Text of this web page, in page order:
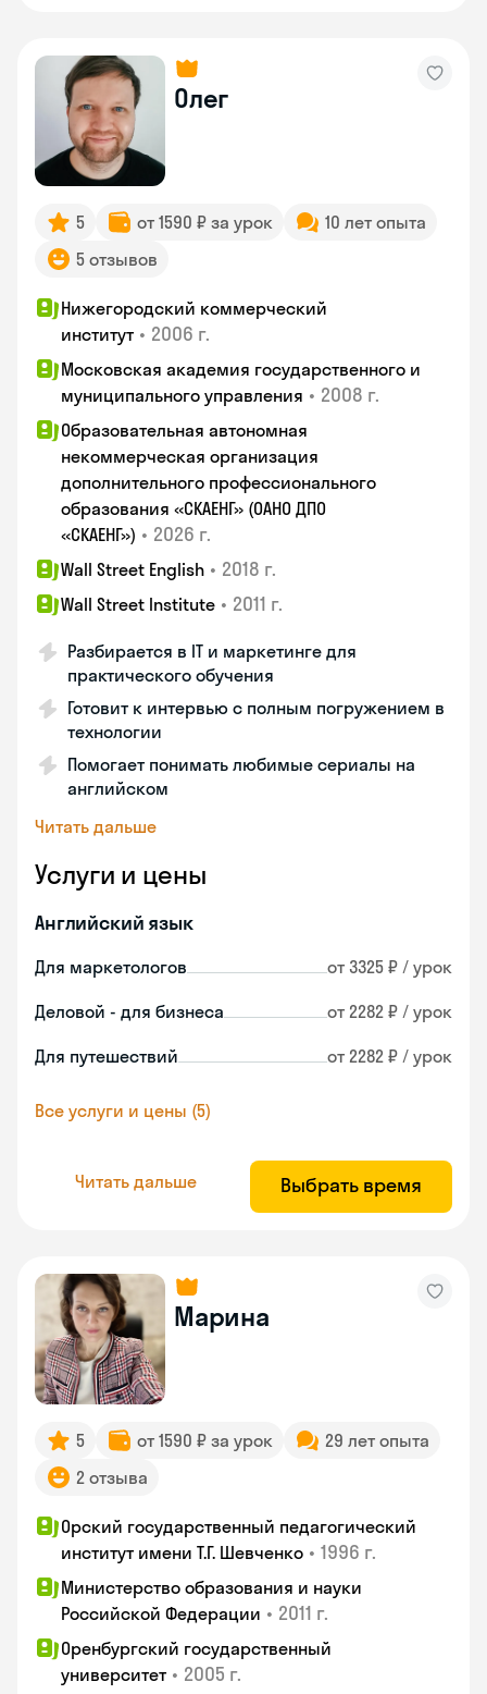
Олег
5 от 1590 ₽ за урок
10 лет опыта
5 отзывов
Нижегородский коммерческий
институт • 2006 г.
Московская академия государственного и
муниципального управления • 2008 г.
Образовательная автономная
некоммерческая организация
дополнительного профессионального
образования «СКАЕНГ» (ОАНО ДПО
«СКАЕНГ») • 2026 г.
Wall Street English • 2018 г.
Wall Street Institute • 2011 г.
Разбирается в IT и маркетинге для
практического обучения
Готовит к интервью с полным погружением в
технологии
Помогает понимать любимые сериалы на
английском
Читать дальше
Услуги и цены
Английский язык
Для маркетологов от 3325 ₽ / урок
Деловой - для бизнеса от 2282 ₽ / урок
Для путешествий от 2282 ₽ / урок
Все услуги и цены (5)
Читать дальше Выбрать время
Марина
5 от 1590 ₽ за урок
29 лет опыта
2 отзыва
Орский государственный педагогический
институт имени Т.Г. Шевченко • 1996 г.
Министерство образования и науки
Российской Федерации • 2011 г.
Оренбургский государственный
университет • 2005 г.